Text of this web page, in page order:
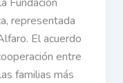
representada
El acuerdo
entre
familias más